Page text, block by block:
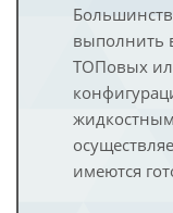
выполнить
ТОПовых
имеются